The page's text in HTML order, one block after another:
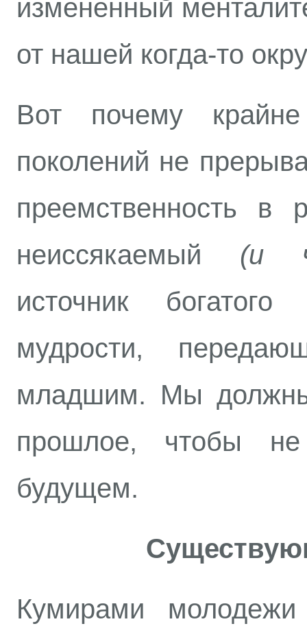
измененный
от нашей когда-то
Вот почему
поколений не
преемственность в
неиссякаемый (и
источник
мудрости,
младшим. Мы
прошлое, чтобы
будущем.
Кумирами